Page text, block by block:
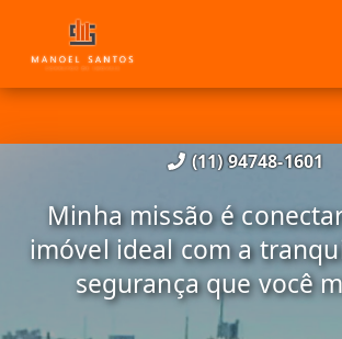
(11) 94748-1601
Minha missão é
imóvel ideal com a
segurança que você